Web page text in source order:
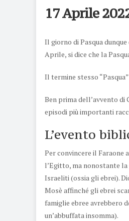
17 Aprile
Il giorno di Pasqua
Aprile, si dice che la
Il termine stesso
Ben prima dell’avvento
episodi più importanti
L’evento
Per convincere il Faraone
l’Egitto, ma nonostante
Israeliti (ossia gli ebrei).
Mosè affinché gli ebrei
famiglie ebree avrebbero
un’abbuffata insomma).